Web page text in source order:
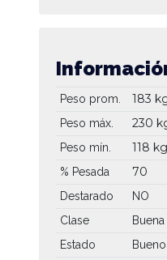
Peso prom. 183
Peso máx. 230
Peso mín. 118
% Pesada 70
Destarado
NO
Clase
Estado